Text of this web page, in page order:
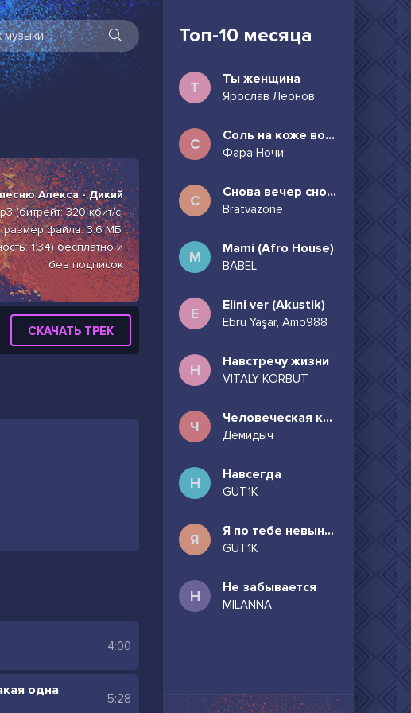
Алекса - Дикий
(битрейт: 320 кбит/с,
размер файла: 3.6 МБ,
1:34) бесплатно и
без подписок
СКАЧАТЬ ТРЕК
4:00
одна
5:28
Топ-10 месяца
Т Ты женщина
Ярослав Леонов
С Соль на коже волосы в пучок
Фара Ночи
С Снова вечер снова дождь может всё таки придёшь
Bratvazone
M Mami (Afro House)
BABEL
E Elini ver (Akustik)
Ebru Yaşar, Amo988
Н Навстречу жизни
VITALY KORBUT
Ч Человеческая комедия
Демидыч
Н Навсегда
GUT1K
Я Я по тебе невыносимо скучаю
GUT1K
Н Не забывается
MILANNA